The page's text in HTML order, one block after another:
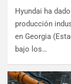
Hyundai ha
producción
en Georgia
bajo los…